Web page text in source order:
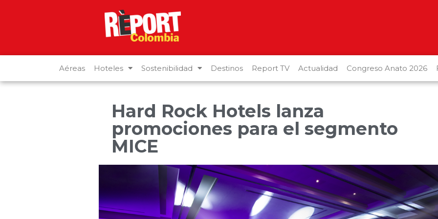
Aéreas Hoteles Sostenibilidad Destinos Report TV Actualidad Congreso Anato 2026
Hard Rock Hotels lanza
promociones para el segmento
MICE